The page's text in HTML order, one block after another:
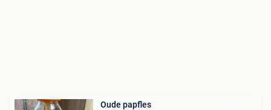
Oude papfles